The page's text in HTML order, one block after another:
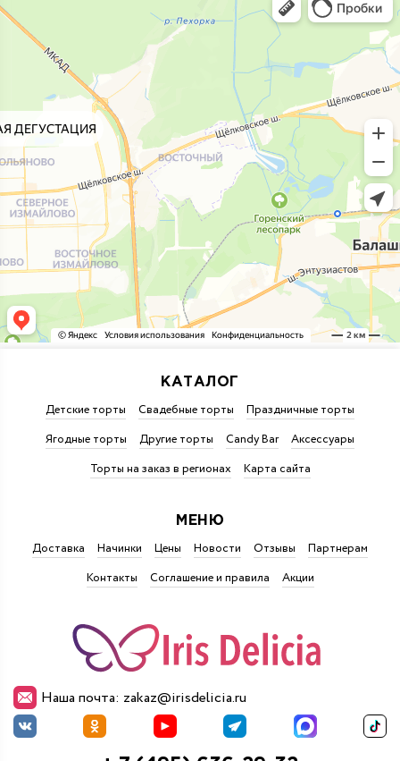
Наша почта: zakaz@irisdelicia.ru
КАТАЛОГ
Детские торты Свадебные торты
Праздничные торты
Ягодные торты
Другие торты Candy Bar
Аксессуары
Торты на заказ в регионах
Карта сайта
МЕНЮ
Доставка Начинки Цены Новости Отзывы
Партнерам
Контакты
Соглашение и правила Акции